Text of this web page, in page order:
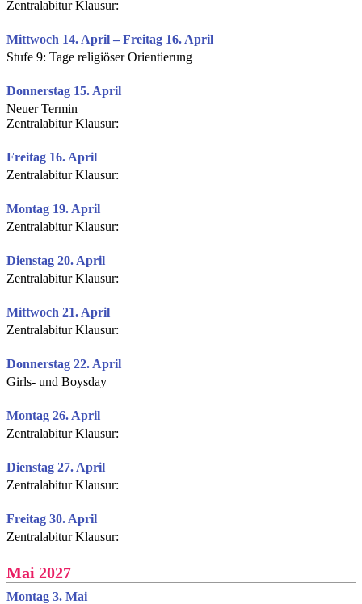
Zentralabitur Klausur:
Mittwoch 14. April – Freitag 16. April
Stufe 9: Tage religiöser Orientierung
Donnerstag 15. April
Neuer Termin
Zentralabitur Klausur:
Freitag 16. April
Zentralabitur Klausur:
Montag 19. April
Zentralabitur Klausur:
Dienstag 20. April
Zentralabitur Klausur:
Mittwoch 21. April
Zentralabitur Klausur:
Donnerstag 22. April
Girls- und Boysday
Montag 26. April
Zentralabitur Klausur:
Dienstag 27. April
Zentralabitur Klausur:
Freitag 30. April
Zentralabitur Klausur:
Mai 2027
Montag 3. Mai